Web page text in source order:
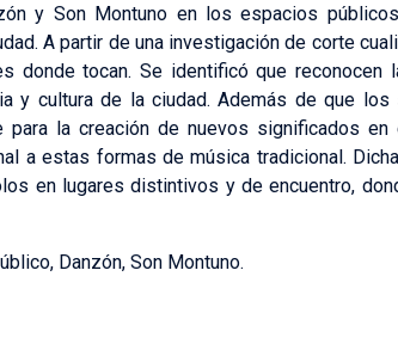
y Son Montuno en los espacios
A partir de una investigación de corte
donde tocan. Se identificó que
y cultura de la ciudad. Además de que
para la creación de nuevos significados
a estas formas de música tradicional.
en lugares distintivos y de encuentro,
Danzón, Son Montuno.